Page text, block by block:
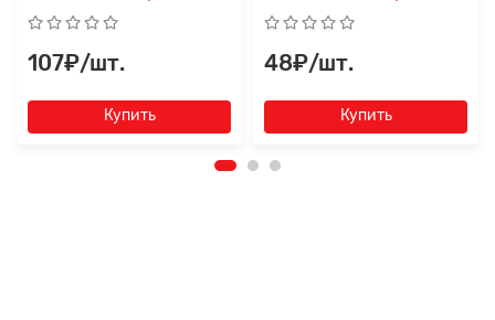
107₽/шт.
Купить
48₽/шт.
Купить